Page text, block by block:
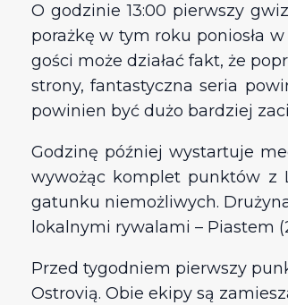
O godzinie 13:00 pierwszy
porażkę w tym roku poniosła
gości może działać fakt, że
strony, fantastyczna seria
powinien być dużo bardziej
Godzinę później wystartuje
wywożąc komplet punktów z
gatunku niemożliwych.
lokalnymi rywalami – Piastem
Przed tygodniem pierwszy
Ostrovią. Obie ekipy są